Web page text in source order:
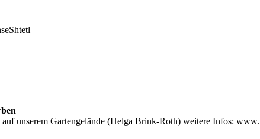
unserem Gartengelände (Helga Brink-Roth) weitere Infos: